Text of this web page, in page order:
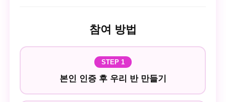
참여 방법
STEP 1
본인 인증 후 우리 반 만들기